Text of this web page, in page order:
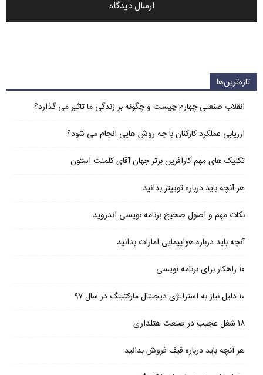
تازه‌ترین‌ها
انقلاب صنعتی چهارم چیست و چگونه بر زندگی ما تاثیر می گذارد؟
ارزیابی عملکرد کارکنان با چه روش هایی انجام می شود؟
تکنیک های مهم کارافرین برتر جهان آقای کلمنت استون
هر آنچه باید درباره توییتر بدانید
نکات مهم و اصول صحیح برنامه نویسی اندروید
آنچه باید درباره هواپیمایی امارات بدانید
۱۰ راهکار برای برنامه نویسی
۱۰ دلیل نیاز به استراتژی دیجیتال مارکتینگ در سال ۹۷
۱۸ شغل عجیب در صنعت هتلداری
هر آنچه باید درباره قیف فروش بدانید